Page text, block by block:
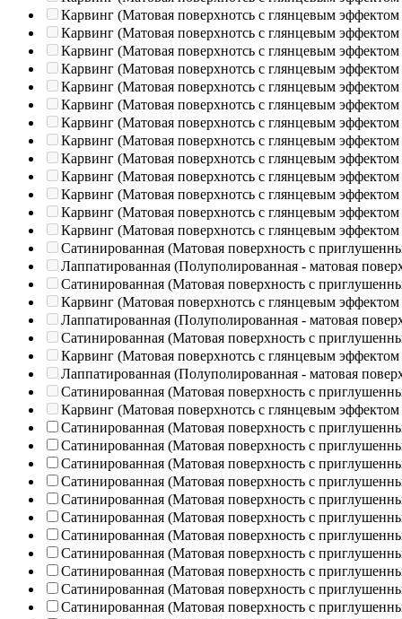
Карвинг (Матовая поверхнотсь с глянцевым эффектом
Карвинг (Матовая поверхнотсь с глянцевым эффектом
Карвинг (Матовая поверхнотсь с глянцевым эффектом
Карвинг (Матовая поверхнотсь с глянцевым эффектом
Карвинг (Матовая поверхнотсь с глянцевым эффектом
Карвинг (Матовая поверхнотсь с глянцевым эффектом
Карвинг (Матовая поверхнотсь с глянцевым эффектом
Карвинг (Матовая поверхнотсь с глянцевым эффектом
Карвинг (Матовая поверхнотсь с глянцевым эффектом
Карвинг (Матовая поверхнотсь с глянцевым эффектом
Карвинг (Матовая поверхнотсь с глянцевым эффектом
Карвинг (Матовая поверхнотсь с глянцевым эффектом
Карвинг (Матовая поверхнотсь с глянцевым эффектом
Сатинированная (Матовая поверхность с
Лаппатированная (Полуполированная - матовая
Сатинированная (Матовая поверхность с
Карвинг (Матовая поверхнотсь с глянцевым эффектом
Лаппатированная (Полуполированная - матовая
Сатинированная (Матовая поверхность с
Карвинг (Матовая поверхнотсь с глянцевым эффектом
Лаппатированная (Полуполированная - матовая
Сатинированная (Матовая поверхность с
Карвинг (Матовая поверхнотсь с глянцевым эффектом
Сатинированная (Матовая поверхность с
Сатинированная (Матовая поверхность с
Сатинированная (Матовая поверхность с
Сатинированная (Матовая поверхность с
Сатинированная (Матовая поверхность с
Сатинированная (Матовая поверхность с
Сатинированная (Матовая поверхность с
Сатинированная (Матовая поверхность с
Сатинированная (Матовая поверхность с
Сатинированная (Матовая поверхность с
Сатинированная (Матовая поверхность с